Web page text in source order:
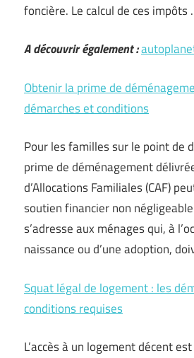
foncière. Le calcul de ces impôts
A découvrir également :
Obtenir la prime de
démarches et conditions
Pour les familles sur le point de
prime de déménagement
d’Allocations Familiales (CAF)
soutien financier non
s’adresse aux ménages qui, à
naissance ou d’une adoption,
Squat légal de logement : les
conditions requises
L’accès à un logement décent